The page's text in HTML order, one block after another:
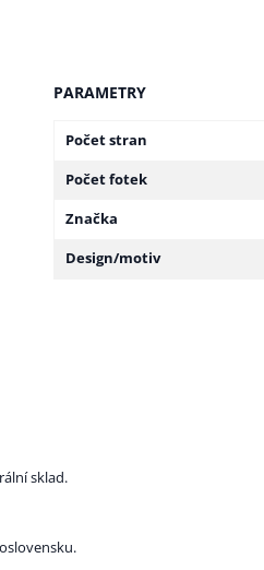
PARAMETRY
Počet stran
Počet fotek
Značka
Design/motiv
sklad.